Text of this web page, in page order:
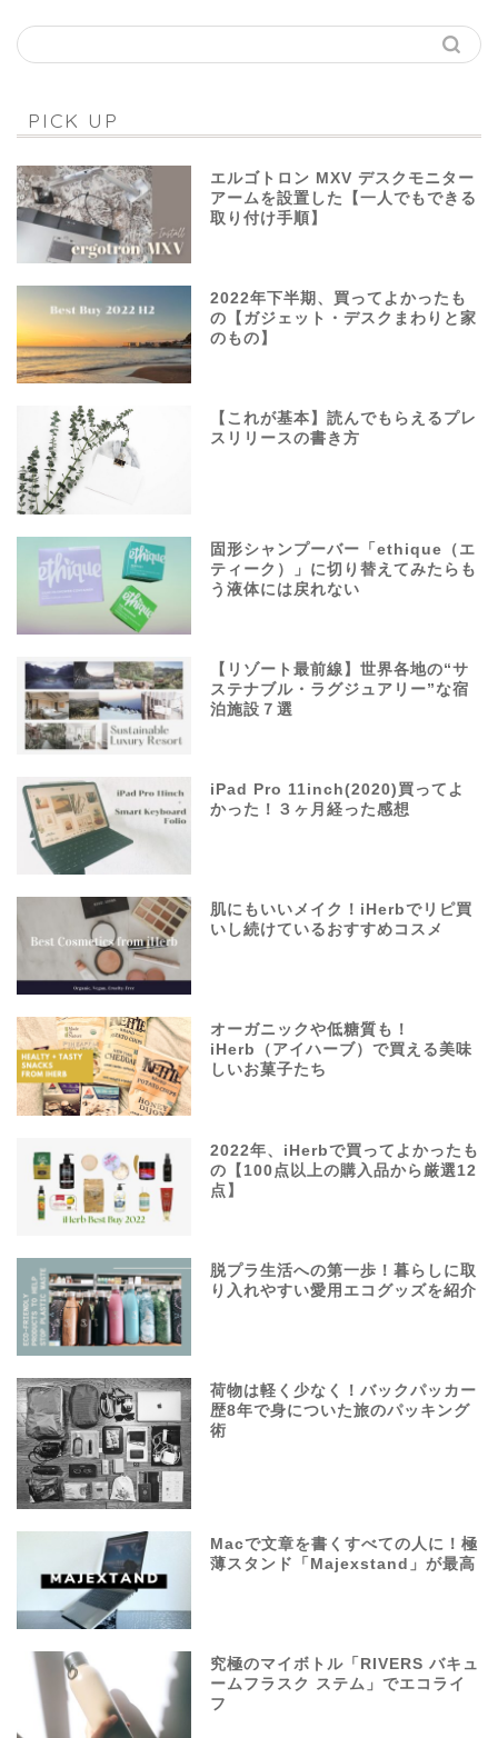
PICK UP
エルゴトロン MXV デスクモニター
アームを設置した【一人でもできる
取り付け手順】
2022年下半期、買ってよかったも
の【ガジェット・デスクまわりと家
のもの】
【これが基本】読んでもらえるプレ
スリリースの書き方
固形シャンプーバー「ethique（エ
ティーク）」に切り替えてみたらも
う液体には戻れない
【リゾート最前線】世界各地の“サ
ステナブル・ラグジュアリー”な宿
泊施設７選
iPad Pro 11inch(2020)買ってよ
かった！３ヶ月経った感想
肌にもいいメイク！iHerbでリピ買
いし続けているおすすめコスメ
オーガニックや低糖質も！
iHerb（アイハーブ）で買える美味
しいお菓子たち
2022年、iHerbで買ってよかったも
の【100点以上の購入品から厳選12
点】
脱プラ生活への第一歩！暮らしに取
り入れやすい愛用エコグッズを紹介
荷物は軽く少なく！バックパッカー
歴8年で身についた旅のパッキング
術
Macで文章を書くすべての人に！極
薄スタンド「Majexstand」が最高
究極のマイボトル「RIVERS バキュ
ームフラスク ステム」でエコライ
フ